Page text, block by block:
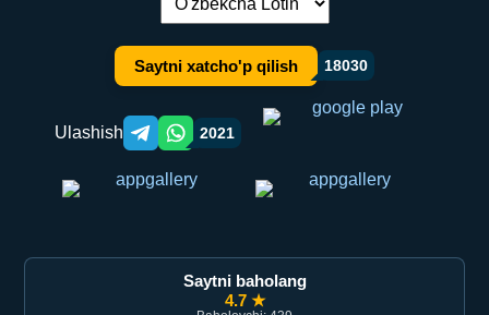
Tilni almashtirish:
Saytni xatcho'p qilish 18030
Ulashish Telegram orqali ulashish
WhatsApp orqali ulashish
2021
Saytni baholang
4.7 ★